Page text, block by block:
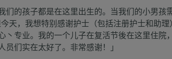
们的孩子都是在这里出生的。当我们的小男孩
天，我想特别感谢护士（包括注册护士和助
丶专业。我的一个儿子在复活节後在这里住院
们实在太好了。非常感谢！」